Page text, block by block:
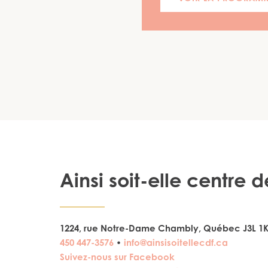
Ainsi soit-elle centre
1224, rue Notre-Dame Chambly, Québec J3L
450 447-3576 • info@ainsisoitellecdf.ca
Suivez-nous sur Facebook